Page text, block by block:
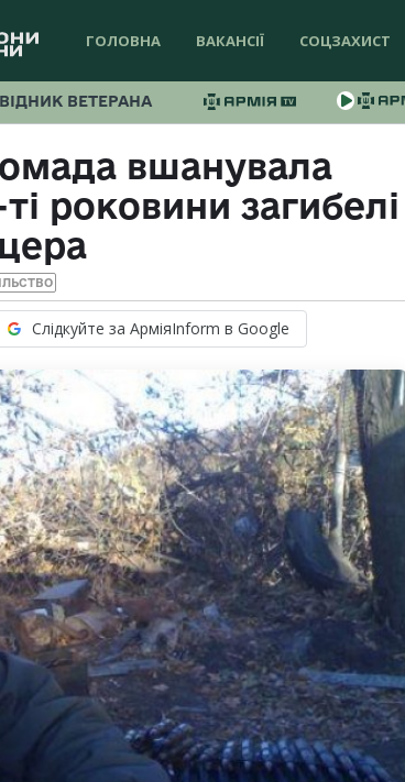
ГОЛОВНА ВАКАНСІЇ СОЦЗАХИСТ
ВЕТЕРАНА
вшанувала
роковини загибелі
Слідкуйте за АрміяInform в Google